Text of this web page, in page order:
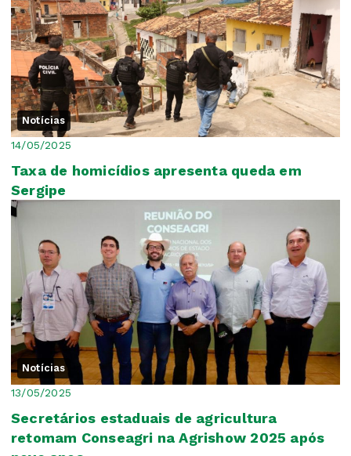
Notícias
14/05/2025
Taxa de homicídios apresenta queda em
Sergipe
Notícias
13/05/2025
Secretários estaduais de agricultura
retomam Conseagri na Agrishow 2025 após